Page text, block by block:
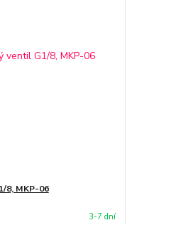
8, MKP-06
3-7 dní